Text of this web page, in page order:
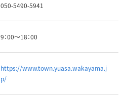
050-5490-5941
9：00～18：00
https://www.town.yuasa.wakayama.j
p/